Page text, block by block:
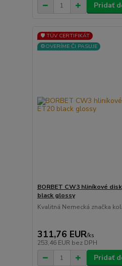
Pridať
🛡️ TÜV CERTIFIKÁT
⚙️OVERÍME ČI PASUJE
BORBET CW3 hliníkové
black glossy
Kvalitná Nemecká značka
311,76 EUR/ks
253,46 EUR bez DPH
Pridať